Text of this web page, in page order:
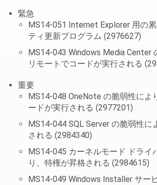
緊急
MS14-051 Internet Explorer 用の
ティ更新プログラム (2976627)
MS14-043 Windows Media Center
リモートでコードが実行される
重要
MS14-048 OneNote の脆弱性によ
ードが実行される (2977201)
MS14-044 SQL Server の脆弱性に
される (2984340)
MS14-045 カーネルモード ドライ
り、特権が昇格される (2984615)
MS14-049 Windows Installer サー